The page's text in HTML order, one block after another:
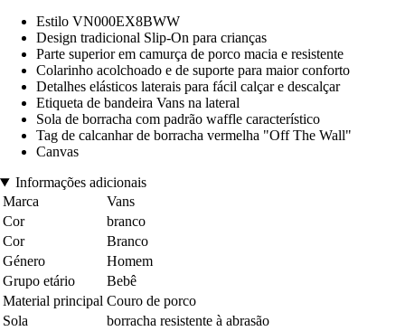
Estilo VN000EX8BWW
Design tradicional Slip-On para crianças
Parte superior em camurça de porco macia e resistente
Colarinho acolchoado e de suporte para maior conforto
Detalhes elásticos laterais para fácil calçar e descalçar
Etiqueta de bandeira Vans na lateral
Sola de borracha com padrão waffle característico
Tag de calcanhar de borracha vermelha "Off The Wall"
Canvas
Informações adicionais
Marca
Vans
Cor
branco
Cor
Branco
Género
Homem
Grupo etário
Bebê
Material principal Couro de porco
Sola
borracha resistente à abrasão